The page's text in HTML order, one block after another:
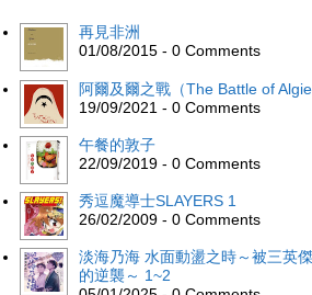
再見非洲
01/08/2015 - 0 Comments
阿爾及爾之戰（The Battle of
19/09/2021 - 0 Comments
午餐的敦子
22/09/2019 - 0 Comments
秀逗魔導士SLAYERS 1
26/02/2009 - 0 Comments
淡海乃海 水面動盪之時～被三英
的逆襲～ 1~2